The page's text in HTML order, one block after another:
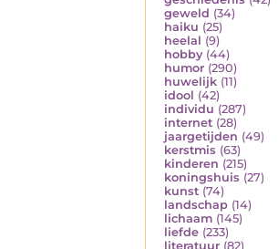
geweld (34)
haiku (25)
heelal (9)
hobby (44)
humor (290)
huwelijk (11)
idool (42)
individu (287)
internet (28)
jaargetijden (49)
kerstmis (63)
kinderen (215)
koningshuis (27)
kunst (74)
landschap (14)
lichaam (145)
liefde (233)
literatuur (82)